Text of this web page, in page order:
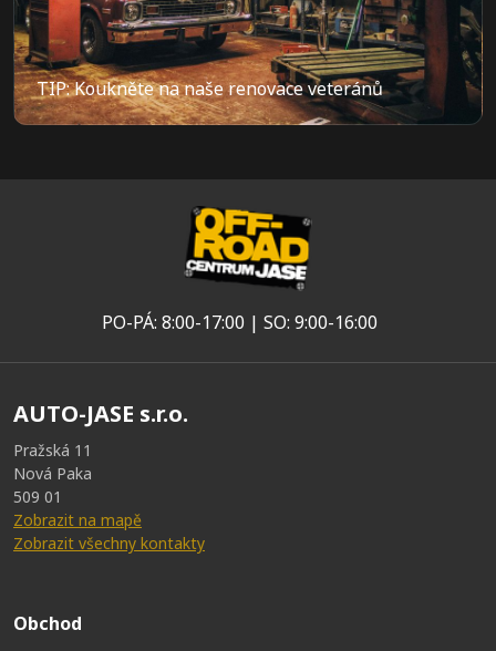
TIP: Koukněte na naše renovace veteránů
PO-PÁ: 8:00-17:00 | SO: 9:00-16:00
AUTO-JASE s.r.o.
Pražská 11
Nová Paka
509 01
Zobrazit na mapě
Zobrazit všechny kontakty
Obchod